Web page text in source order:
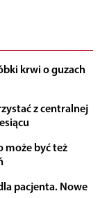
krwi o guzach
z centralnej
może być też
pacjenta. Nowe